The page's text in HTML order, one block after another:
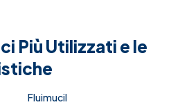
Più Utilizzati e le
Fluimucil